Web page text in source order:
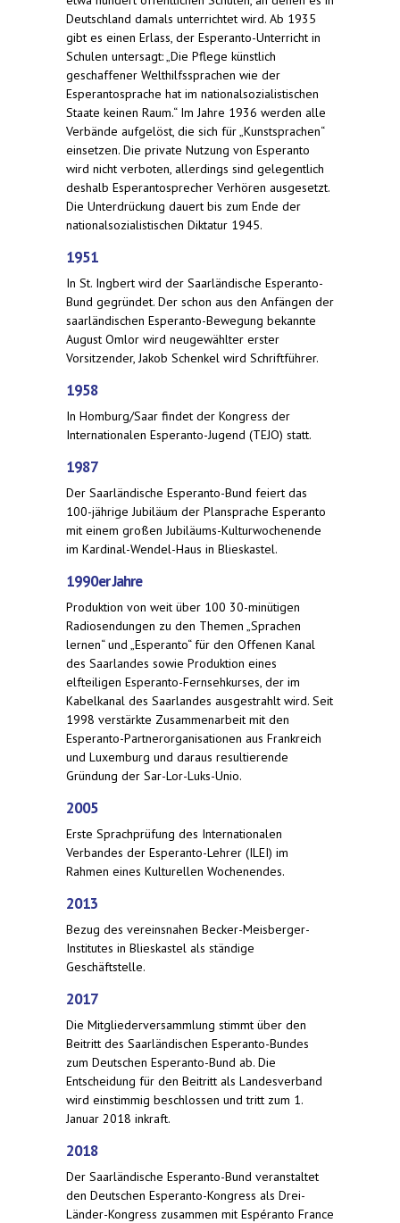
Deutschland damals unterrichtet wird. Ab 1935
gibt es einen Erlass, der Esperanto-Unterricht in
Schulen untersagt: „Die Pflege künstlich
geschaffener Welthilfssprachen wie der
Esperantosprache hat im nationalsozialistischen
Staate keinen Raum.“ Im Jahre 1936 werden alle
Verbände aufgelöst, die sich für „Kunstsprachen“
einsetzen. Die private Nutzung von Esperanto
wird nicht verboten, allerdings sind gelegentlich
deshalb Esperantosprecher Verhören ausgesetzt.
Die Unterdrückung dauert bis zum Ende der
nationalsozialistischen Diktatur 1945.
1951
In St. Ingbert wird der Saarländische Esperanto-
Bund gegründet. Der schon aus den Anfängen der
saarländischen Esperanto-Bewegung bekannte
August Omlor wird neugewählter erster
Vorsitzender, Jakob Schenkel wird Schriftführer.
1958
In Homburg/Saar findet der Kongress der
Internationalen Esperanto-Jugend (TEJO) statt.
1987
Der Saarländische Esperanto-Bund feiert das
100-jährige Jubiläum der Plansprache Esperanto
mit einem großen Jubiläums-Kulturwochenende
im Kardinal-Wendel-Haus in Blieskastel.
1990er Jahre
Produktion von weit über 100 30-minütigen
Radiosendungen zu den Themen „Sprachen
lernen“ und „Esperanto“ für den Offenen Kanal
des Saarlandes sowie Produktion eines
elfteiligen Esperanto-Fernsehkurses, der im
Kabelkanal des Saarlandes ausgestrahlt wird. Seit
1998 verstärkte Zusammenarbeit mit den
Esperanto-Partnerorganisationen aus Frankreich
und Luxemburg und daraus resultierende
Gründung der Sar-Lor-Luks-Unio.
2005
Erste Sprachprüfung des Internationalen
Verbandes der Esperanto-Lehrer (ILEI) im
Rahmen eines Kulturellen Wochenendes.
2013
Bezug des vereinsnahen Becker-Meisberger-
Institutes in Blieskastel als ständige
Geschäftstelle.
2017
Die Mitgliederversammlung stimmt über den
Beitritt des Saarländischen Esperanto-Bundes
zum Deutschen Esperanto-Bund ab. Die
Entscheidung für den Beitritt als Landesverband
wird einstimmig beschlossen und tritt zum 1.
Januar 2018 inkraft.
2018
Der Saarländische Esperanto-Bund veranstaltet
den Deutschen Esperanto-Kongress als Drei-
Länder-Kongress zusammen mit Espéranto France